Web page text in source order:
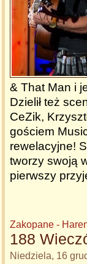
& That Man i
Dzielił też
CeZik,
gościem
rewelacyjne!
tworzy swoją
pierwszy
Zakopane -
188
Niedziela, 16